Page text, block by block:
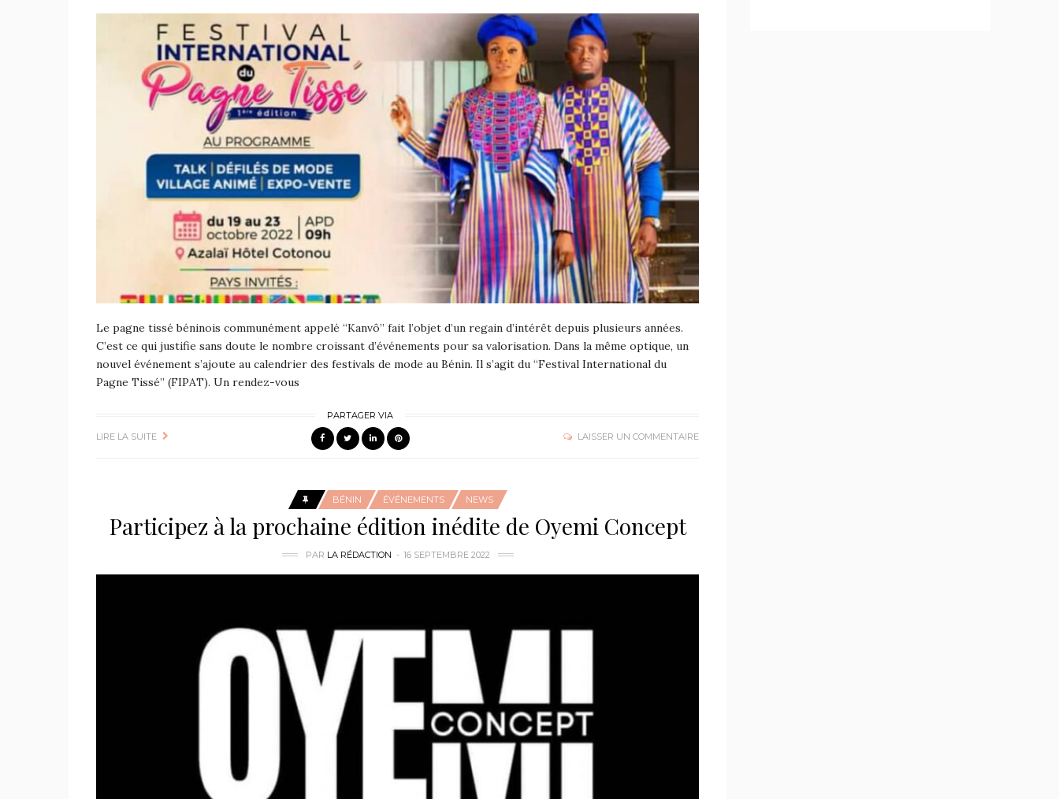
Le pagne tissé béninois communément appelé “Kanvô” fait l’objet d’un regain d’intérêt depuis plusieurs années.
C’est ce qui justifie sans doute le nombre croissant d’événements pour sa valorisation. Dans la même optique, un
nouvel événement s’ajoute au calendrier des festivals de mode au Bénin. Il s’agit du “Festival International du
Pagne Tissé” (FIPAT). Un rendez-vous
LIRE LA SUITE
PARTAGER VIA
LAISSER UN COMMENTAIRE
BÉNIN ÉVÉNEMENTS NEWS
Participez à la prochaine édition inédite de Oyemi Concept
PAR LA RÉDACTION 16 SEPTEMBRE 2022